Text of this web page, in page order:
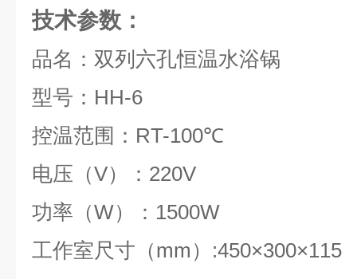
技术参数：
品名：双列六孔恒温水浴锅
型号：HH-6
控温范围：RT-100℃
电压（V）：220V
功率（W）：1500W
工作室尺寸（mm）:450×300×115